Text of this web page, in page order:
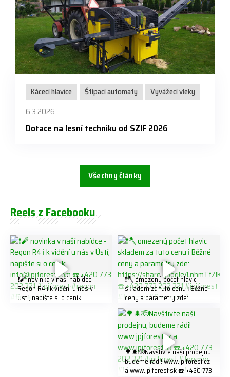
Kácecí hlavice Štípací automaty
Vyvážecí vleky
6.3.2026
Dotace na lesní techniku od SZIF 2026
Všechny články
Reels z Facebooku
❗️🧨 novinka v naší nabídce -
Regon R4 ℹ️ k vidění u nás v
Ústí, napište si o ceník:
❗️🪓 omezený počet hlavic
skladem za tuto cenu ℹ️ Běžné
ceny a parametry zde:
K8W5t7i6o ☎️ +420 773 202
321 #jpjforest #forsmw
#firewood #
🌳🌲🫡Navštivte naší prodejnu,
budeme rádi! www.jpjforest.cz
a www.jpjforest.sk ☎️ +420 773